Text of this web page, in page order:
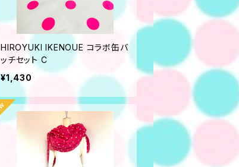
HIROYUKI IKENOUE コラボ缶バ
ッチセット C
¥1,430